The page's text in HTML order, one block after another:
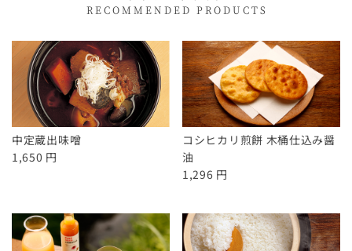
とができとても美味しいです!野菜をそのままの
ューサーも持っていますが、こちらの商品を見つ
けてからはジューサーをあまり使わなくなりまし
た。
RECOMMENDED PRODUCTS
中定蔵出味噌
1,650 円
コシヒカリ煎餅 木桶仕込み醤
油
1,296 円